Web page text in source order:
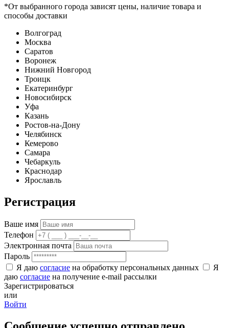
*От выбранного города зависят цены, наличие товара и
способы доставки
Волгоград
Москва
Саратов
Воронеж
Нижний Новгород
Троицк
Екатеринбург
Новосибирск
Уфа
Казань
Ростов-на-Дону
Челябинск
Кемерово
Самара
Чебаркуль
Краснодар
Ярославль
Регистрация
Ваше имя
Телефон
Электронная почта
Пароль
Я даю согласие на обработку персональных данных
Я
даю согласие на получение e-mail рассылки
Зарегистрироваться
или
Войти